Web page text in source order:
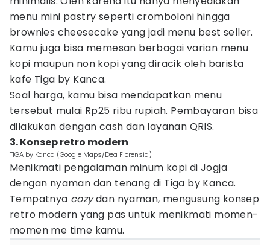
menu mini pastry seperti cromboloni hingga
brownies cheesecake yang jadi menu best seller.
Kamu juga bisa memesan berbagai varian menu
kopi maupun non kopi yang diracik oleh barista
kafe Tiga by Kanca.
Soal harga, kamu bisa mendapatkan menu
tersebut mulai Rp25 ribu rupiah. Pembayaran bisa
dilakukan dengan cash dan layanan QRIS.
3. Konsep retro modern
TIGA by Kanca (Google Maps/Dea Florensia)
Menikmati pengalaman minum kopi di Jogja
dengan nyaman dan tenang di Tiga by Kanca.
Tempatnya cozydan nyaman, mengusung konsep
retro modern yang pas untuk menikmati momen-
momen me time kamu.